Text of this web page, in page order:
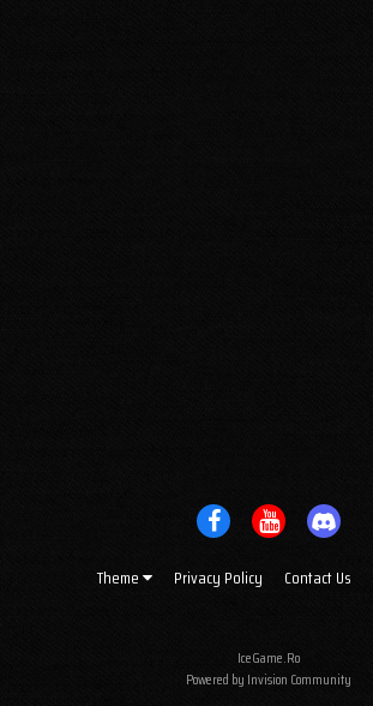
Theme Privacy Policy Contact Us
IceGame.Ro
Powered by Invision Community